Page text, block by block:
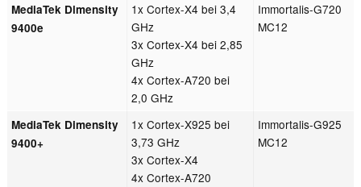
MediaTek Dimensity
9400e
1x Cortex-X4 bei 3,4
GHz
3x Cortex-X4 bei 2,85
GHz
4x Cortex-A720 bei
2,0 GHz
Immortalis-G720
MC12
MediaTek Dimensity
9400+
1x Cortex-X925 bei
3,73 GHz
3x Cortex-X4
4x Cortex-A720
Immortalis-G925
MC12